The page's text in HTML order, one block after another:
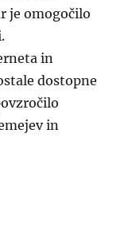
je omogočilo
in
dostopne
in